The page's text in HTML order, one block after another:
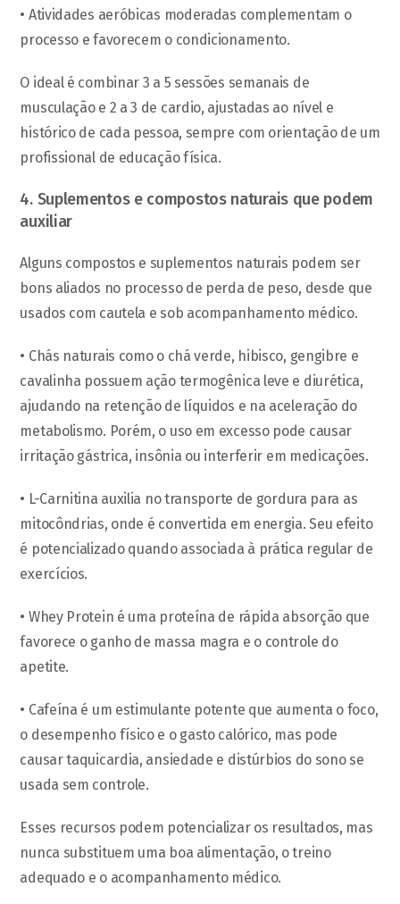
• Atividades aeróbicas moderadas complementam o
processo e favorecem o condicionamento.
O ideal é combinar 3 a 5 sessões semanais de
musculação e 2 a 3 de cardio, ajustadas ao nível e
histórico de cada pessoa, sempre com orientação de um
profissional de educação física.
4. Suplementos e compostos naturais que podem
auxiliar
Alguns compostos e suplementos naturais podem ser
bons aliados no processo de perda de peso, desde que
usados com cautela e sob acompanhamento médico.
• Chás naturais como o chá verde, hibisco, gengibre e
cavalinha possuem ação termogênica leve e diurética,
ajudando na retenção de líquidos e na aceleração do
metabolismo. Porém, o uso em excesso pode causar
irritação gástrica, insônia ou interferir em medicações.
• L-Carnitina auxilia no transporte de gordura para as
mitocôndrias, onde é convertida em energia. Seu efeito
é potencializado quando associada à prática regular de
exercícios.
• Whey Protein é uma proteína de rápida absorção que
favorece o ganho de massa magra e o controle do
apetite.
• Cafeína é um estimulante potente que aumenta o foco,
o desempenho físico e o gasto calórico, mas pode
causar taquicardia, ansiedade e distúrbios do sono se
usada sem controle.
Esses recursos podem potencializar os resultados, mas
nunca substituem uma boa alimentação, o treino
adequado e o acompanhamento médico.